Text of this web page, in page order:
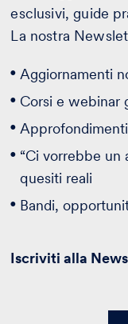
esclusivi, guide
La nostra
Aggiornamenti
Corsi e webinar
“Ci vorrebbe un
quesiti reali
Bandi,
Iscriviti alla